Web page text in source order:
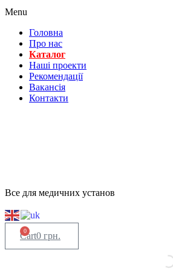
Menu
Головна
Про нас
Каталог
Нашi проекти
Рекомендації
Вакансiя
Контакти
Все для медичних установ
0 грн.
0
Cart